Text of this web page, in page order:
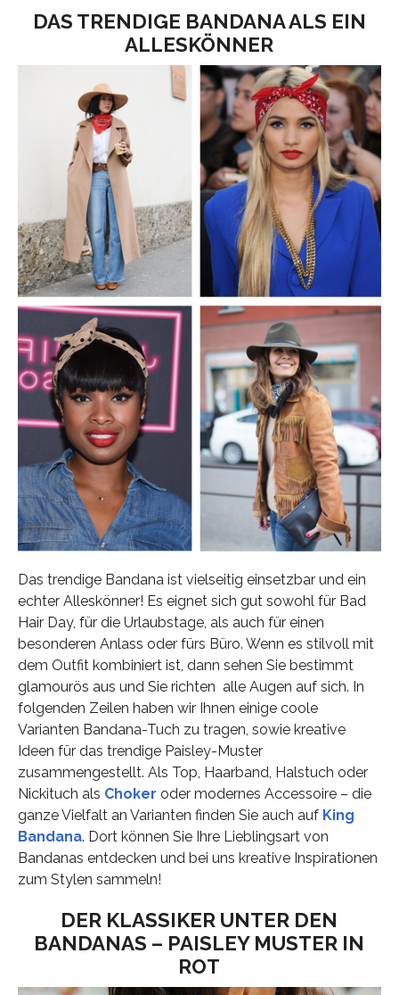
DAS TRENDIGE BANDANA ALS EIN
ALLESKÖNNER
Das trendige Bandana ist vielseitig einsetzbar und ein
echter Alleskönner! Es eignet sich gut sowohl für Bad
Hair Day, für die Urlaubstage, als auch für einen
besonderen Anlass oder fürs Büro. Wenn es stilvoll mit
dem Outfit kombiniert ist, dann sehen Sie bestimmt
glamourös aus und Sie richten alle Augen auf sich. In
folgenden Zeilen haben wir Ihnen einige coole
Varianten Bandana-Tuch zu tragen, sowie kreative
Ideen für das trendige Paisley-Muster
zusammengestellt. Als Top, Haarband, Halstuch oder
Nickituch als Choker oder modernes Accessoire – die
ganze Vielfalt an Varianten finden Sie auch auf King
Bandana. Dort können Sie Ihre Lieblingsart von
Bandanas entdecken und bei uns kreative Inspirationen
zum Stylen sammeln!
DER KLASSIKER UNTER DEN
BANDANAS – PAISLEY MUSTER IN
ROT